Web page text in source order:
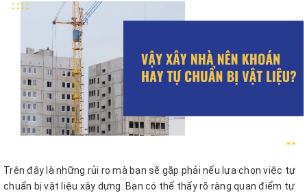
Trên đây là những rủi ro mà bạn sẽ gặp phải nếu lựa chọn việc tự
chuẩn bị vật liệu xây dựng. Bạn có thể thấy rõ ràng quan điểm tự